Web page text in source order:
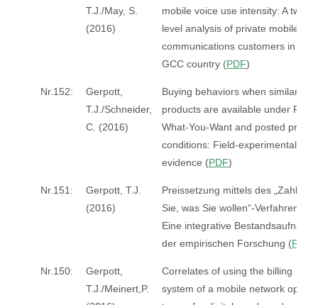
T.J./May, S.
(2016)
mobile voice use intensity: A two-
level analysis of private mobile
communications customers in a
GCC country (PDF)
Nr.152:
Gerpott,
T.J./Schneider,
C. (2016)
Buying behaviors when similar
products are available under Pay-
What-You-Want and posted price
conditions: Field-experimental
evidence (PDF)
Nr.151:
Gerpott, T.J.
(2016)
Preissetzung mittels des „Zahlen
Sie, was Sie wollen“-Verfahrens –
Eine integrative
der empirischen Forschung (PDF
Nr.150:
Gerpott,
T.J./Meinert,P.
Correlates of using the billing
system of a mobile network